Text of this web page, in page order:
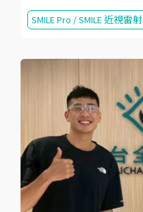
SMILE Pro / SMILE 近視雷射